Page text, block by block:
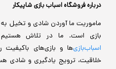
درباره فروشگاه اسباب بازی شاپیکار
ماموریت ما آوردن شادی و تخیل
بازی است. ما در تلاش هستیم
اسباب‌بازی‌ها و بازی‌های باکیفیت
خلاقیت، ترویج یادگیری و شادی